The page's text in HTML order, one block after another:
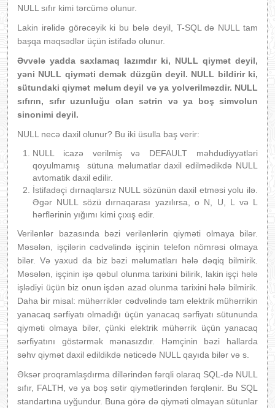
NULL sıfır kimi tərcümə olunur.
Lakin irəlidə görəcəyik ki bu belə deyil, T-SQL də NULL tam
başqa məqsədlər üçün istifadə olunur.
Əvvələ yadda saxlamaq lazımdır ki, NULL qiymət deyil,
yəni NULL qiyməti demək düzgün deyil. NULL bildirir ki,
sütundaki qiymət məlum deyil və ya yolverilməzdir. NULL
sıfırın, sıfır uzunluğu olan sətrin və ya boş simvolun
sinonimi deyil.
NULL necə daxil olunur? Bu iki üsulla baş verir:
NULL icazə verilmiş və DEFAULT məhdudiyyətləri
qoyulmamış sütuna məlumatlar daxil edilmədikdə NULL
avtomatik daxil edilir.
İstifadəçi dırnaqlarsız NULL sözünün daxil etməsi yolu ilə.
Əgər NULL sözü dırnaqarası yazılırsa, o N, U, L və L
hərflərinin yığımı kimi çıxış edir.
Verilənlər bazasında bəzi verilənlərin qiyməti olmaya bilər.
Məsələn, işçilərin cədvəlində işçinin telefon nömrəsi olmaya
bilər. Və yaxud da biz bəzi məlumatları hələ dəqiq bilmirik.
Məsələn, işçinin işə qəbul olunma tarixini bilirik, lakin işçi hələ
işlədiyi üçün biz onun işdən azad olunma tarixini hələ bilmirik.
Daha bir misal: mühərriklər cədvəlində tam elektrik mühərrikin
yanacaq sərfiyatı olmadığı üçün yanacaq sərfiyatı sütununda
qiyməti olmaya bilər, çünki elektrik mühərrik üçün yanacaq
sərfiyatını göstərmək mənasızdır. Həmçinin bəzi hallarda
səhv qiymət daxil edildikdə nəticədə NULL qayıda bilər və s.
Əksər proqramlaşdırma dillərindən fərqli olaraq SQL-də NULL
sıfır, FALTH, və ya boş sətir qiymətlərindən fərqlənir. Bu SQL
standartına uyğundur. Buna görə də qiyməti olmayan sütunlar